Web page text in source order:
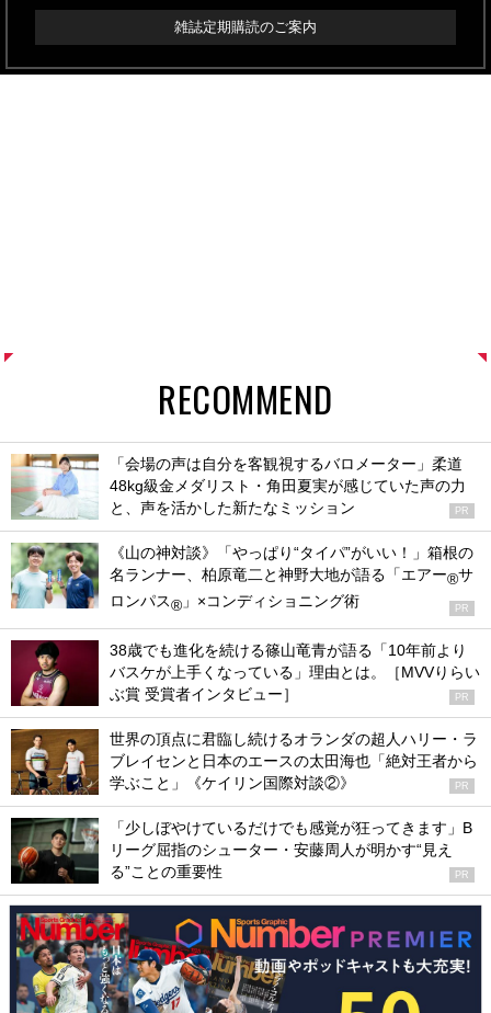
雑誌定期購読のご案内
RECOMMEND
「会場の声は自分を客観視するバロメーター」柔道
48kg級金メダリスト・角田夏実が感じていた声の力
と、声を活かした新たなミッション
PR
《山の神対談》「やっぱり“タイパ”がいい！」箱根の
名ランナー、柏原竜二と神野大地が語る「エアー®サ
ロンパス® 」×コンディショニング術 PR
38歳でも進化を続ける篠山竜青が語る「10年前より
バスケが上手くなっている」理由とは。［MVVりらい
ぶ賞 受賞者インタビュー］
PR
世界の頂点に君臨し続けるオランダの超人ハリー・ラ
ブレイセンと日本のエースの太田海也「絶対王者から
学ぶこと」《ケイリン国際対談②》
PR
「少しぼやけているだけでも感覚が狂ってきます」B
リーグ屈指のシューター・安藤周人が明かす“見え
る”ことの重要性
PR